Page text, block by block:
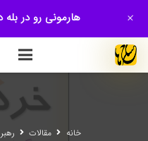
خانه مقالات
هارمونی رو در بله +